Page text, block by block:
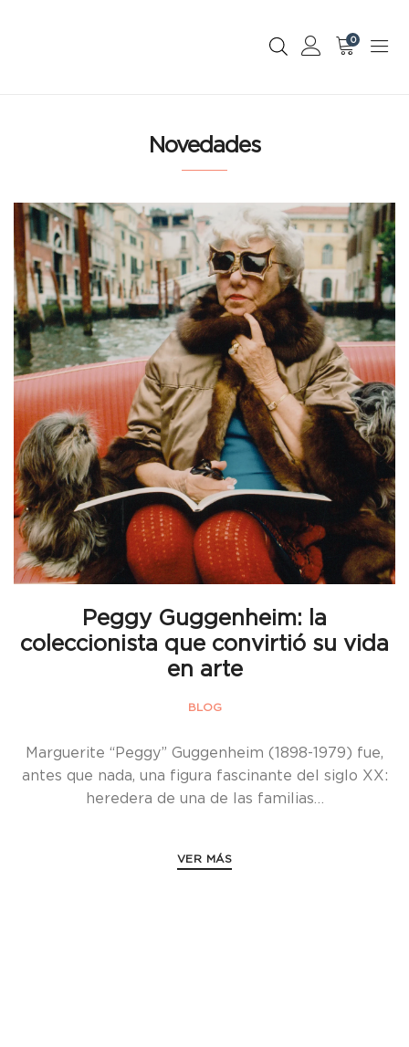
0
Novedades
Peggy Guggenheim: la
coleccionista que convirtió su vida
en arte
BLOG
Marguerite “Peggy” Guggenheim (1898-1979) fue,
antes que nada, una figura fascinante del siglo XX:
heredera de una de las familias…
VER MÁS